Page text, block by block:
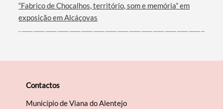
“Fabrico de Chocalhos, território, som e memória” em
exposição em Alcáçovas
Contactos
Município de Viana do Alentejo